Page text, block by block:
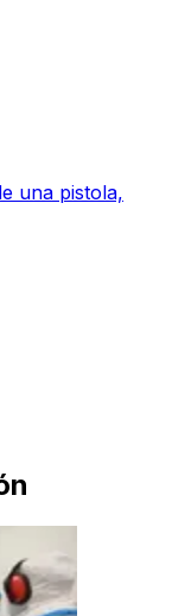
una pistola,